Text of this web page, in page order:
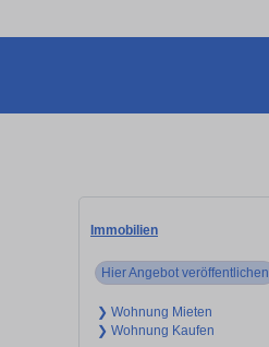
Immobilien
Hier Angebot veröffentlichen
❯ Wohnung Mieten
❯ Wohnung Kaufen